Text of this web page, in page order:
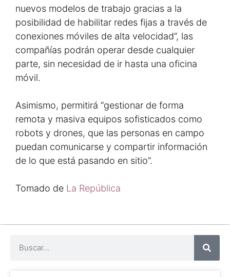
nuevos modelos de trabajo gracias a la
posibilidad de habilitar redes fijas a través de
conexiones móviles de alta velocidad”, las
compañías podrán operar desde cualquier
parte, sin necesidad de ir hasta una oficina
móvil.
Asimismo, permitirá “gestionar de forma
remota y masiva equipos sofisticados como
robots y drones, que las personas en campo
puedan comunicarse y compartir información
de lo que está pasando en sitio”.
Tomado de La República